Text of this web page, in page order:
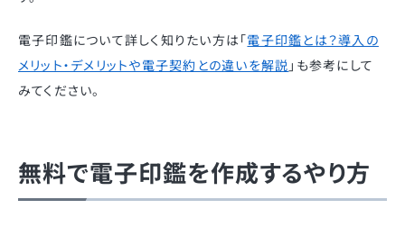
電子印鑑について詳しく知りたい方は「電子印鑑とは？導入の
メリット・デメリットや電子契約との違いを解説 」も参考にして
みてください。
無料で電子印鑑を作成するやり方